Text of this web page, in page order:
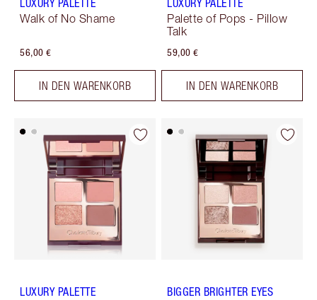
LUXURY PALETTE
Walk of No Shame
56,00 €
IN DEN WARENKORB
LUXURY PALETTE
Palette of Pops - Pillow
Talk
59,00 €
IN DEN WARENKORB
LUXURY PALETTE
BIGGER BRIGHTER EYES